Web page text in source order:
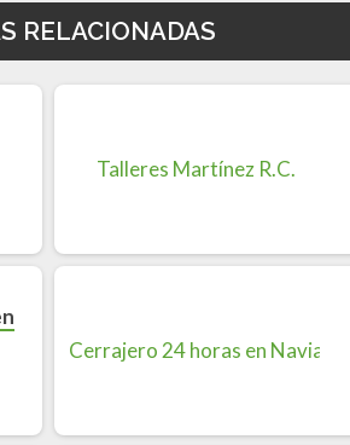
RELACIONADAS